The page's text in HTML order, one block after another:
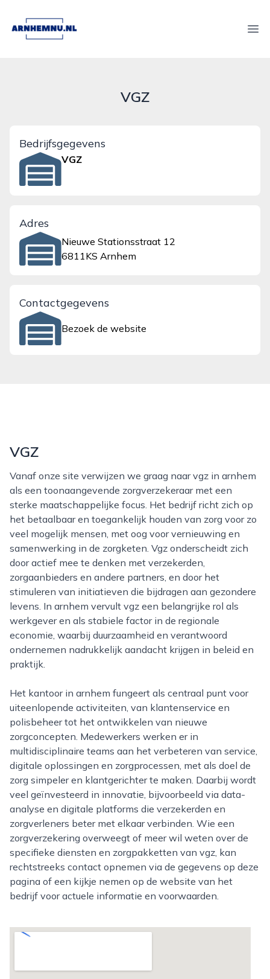
arnhemnu.nl
VGZ
Bedrijfsgegevens
VGZ
Adres
Nieuwe Stationsstraat 12
6811KS Arnhem
Contactgegevens
Bezoek de website
VGZ
Vanaf onze site verwijzen we graag naar vgz in arnhem
als een toonaangevende zorgverzekeraar met een
sterke maatschappelijke focus. Het bedrijf richt zich op
het betaalbaar en toegankelijk houden van zorg voor zo
veel mogelijk mensen, met oog voor vernieuwing en
samenwerking in de zorgketen. Vgz onderscheidt zich
door actief mee te denken met verzekerden,
zorgaanbieders en andere partners, en door het
stimuleren van initiatieven die bijdragen aan gezondere
levens. In arnhem vervult vgz een belangrijke rol als
werkgever en als stabiele factor in de regionale
economie, waarbij duurzaamheid en verantwoord
ondernemen nadrukkelijk aandacht krijgen in beleid en
praktijk.
Het kantoor in arnhem fungeert als centraal punt voor
uiteenlopende activiteiten, van klantenservice en
polisbeheer tot het ontwikkelen van nieuwe
zorgconcepten. Medewerkers werken er in
multidisciplinaire teams aan het verbeteren van service,
digitale oplossingen en zorgprocessen, met als doel de
zorg simpeler en klantgerichter te maken. Daarbij wordt
veel geïnvesteerd in innovatie, bijvoorbeeld via data-
analyse en digitale platforms die verzekerden en
zorgverleners beter met elkaar verbinden. Wie een
zorgverzekering overweegt of meer wil weten over de
specifieke diensten en zorgpakketten van vgz, kan
rechtstreeks contact opnemen via de gegevens op deze
pagina of een kijkje nemen op de website van het
bedrijf voor actuele informatie en voorwaarden.